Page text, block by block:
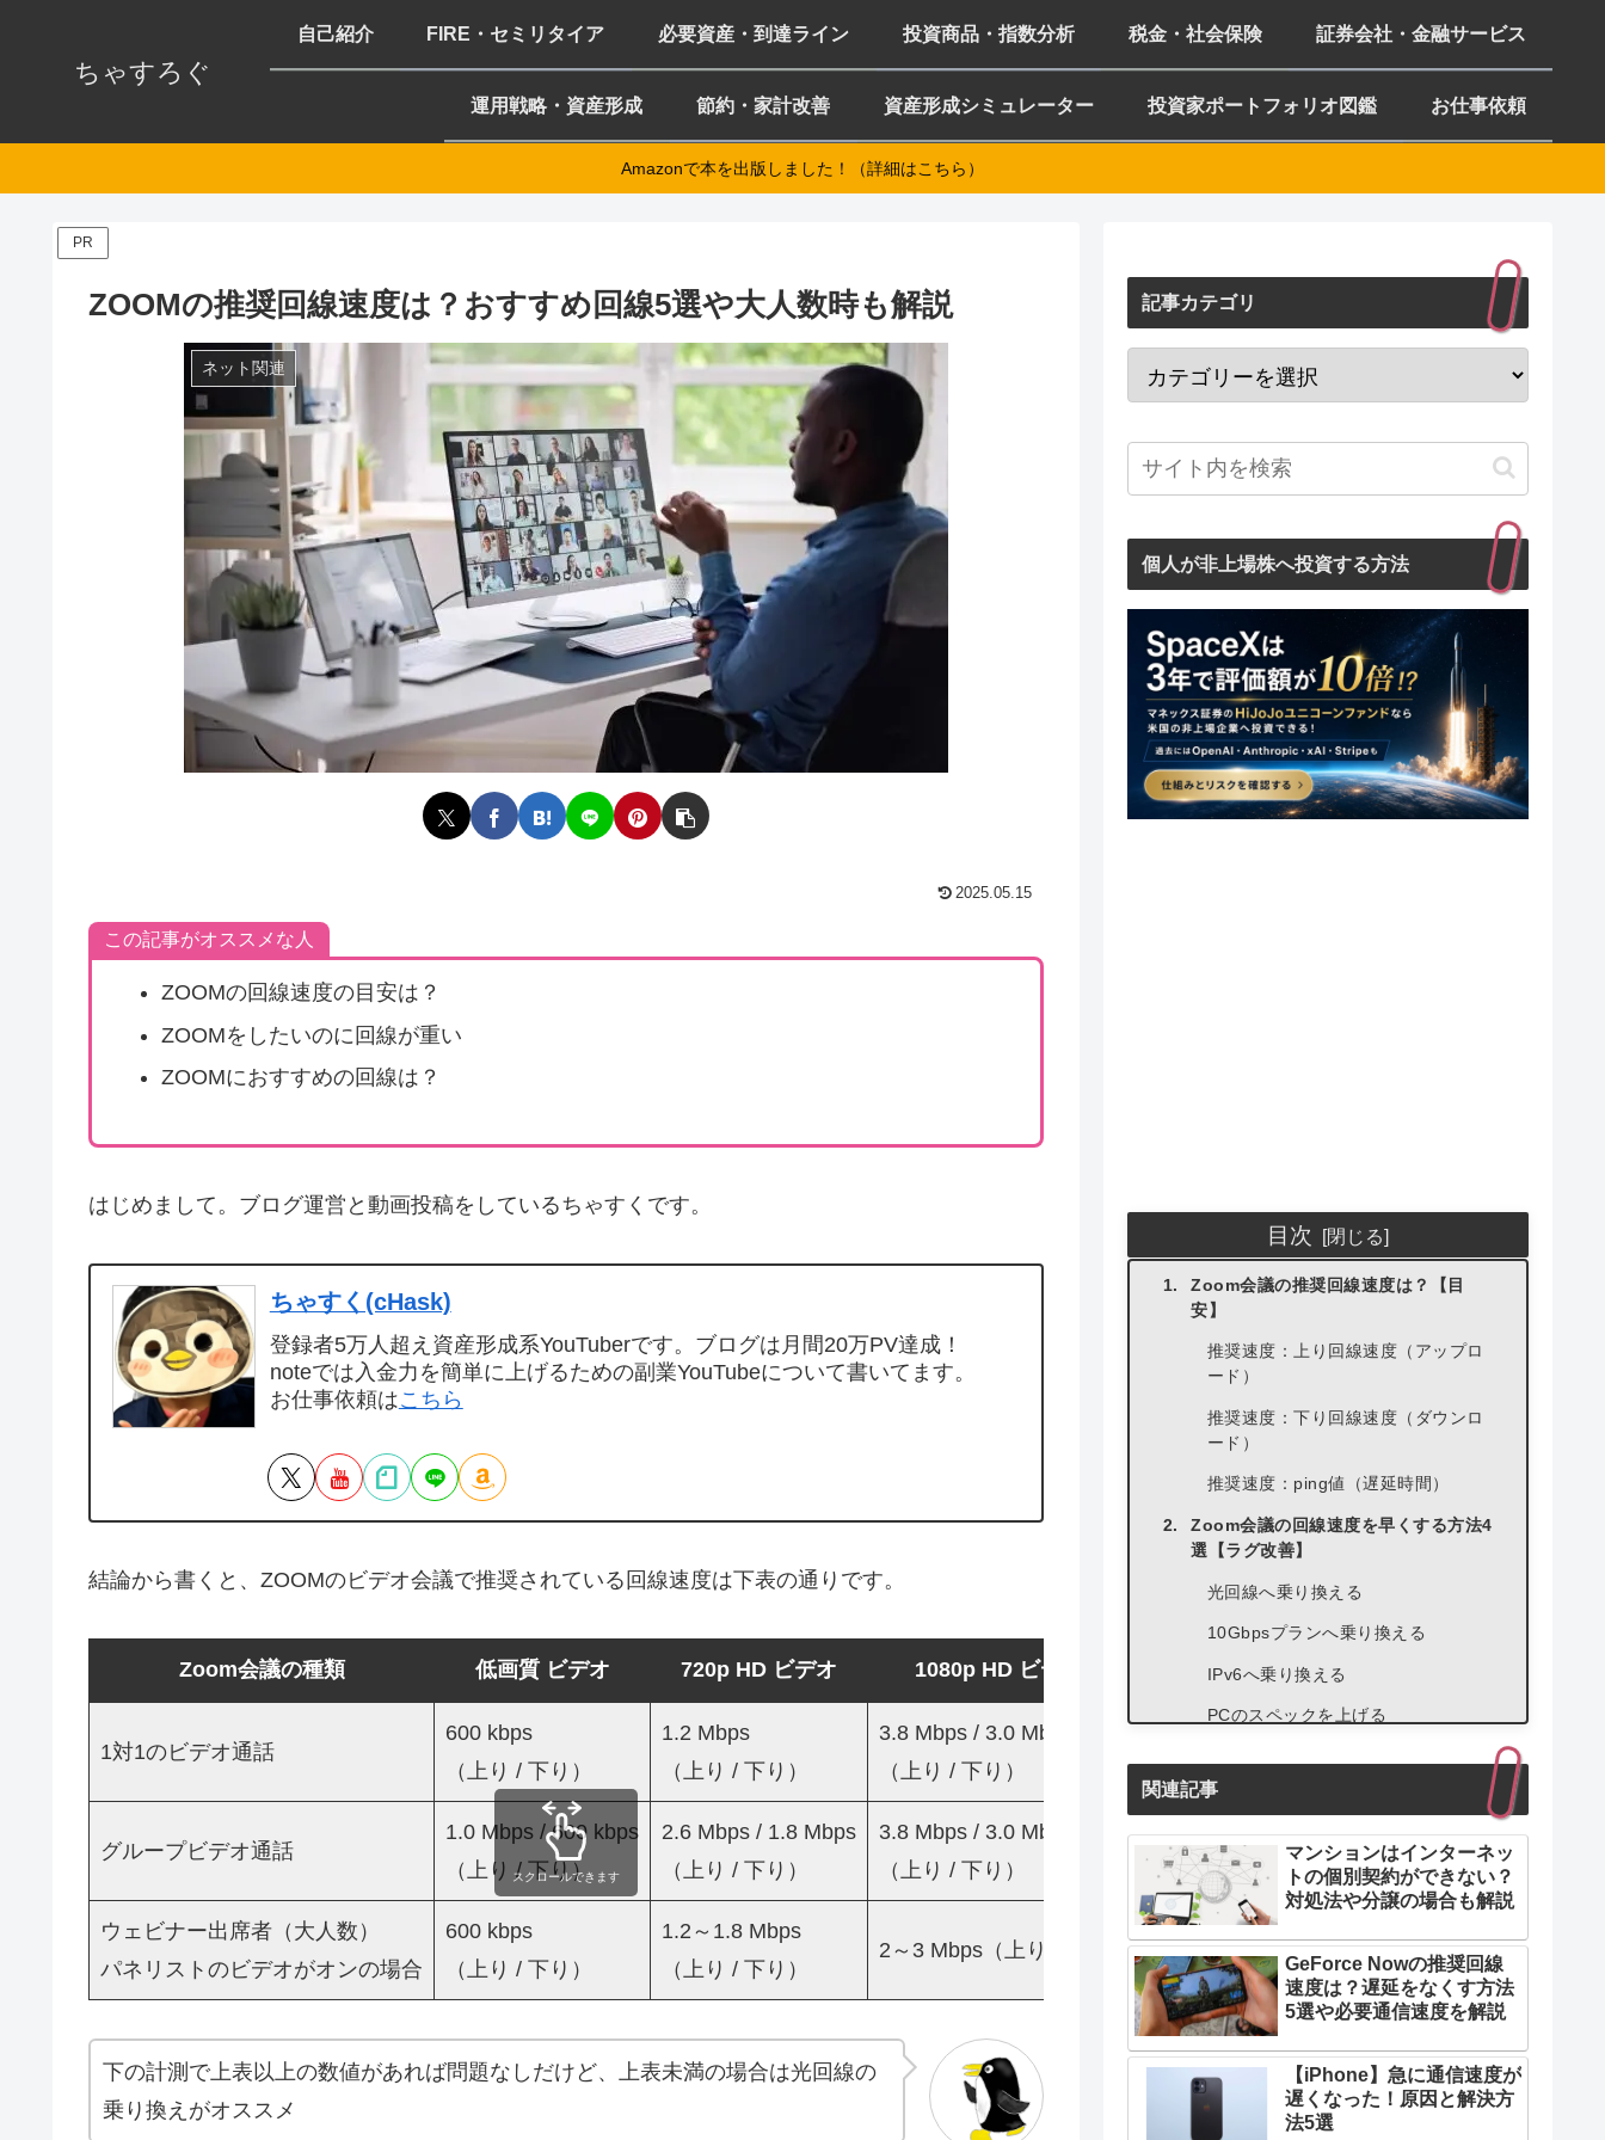
ちゃすろぐ
自己紹介 FIRE・セミリタイア 必要資産・到達ライン 投資商品・指数分析 税金・社会保険 証券会社・金融サービス
運用戦略・資産形成 節約・家計改善 資産形成シミュレーター 投資家ポートフォリオ図鑑 お仕事依頼
Amazonで本を出版しました！（詳細はこちら）
PR
ZOOMの推奨回線速度は？おすすめ回線5選や大人数時も解説
ネット関連
2025.05.15
この記事がオススメな人
ZOOMの回線速度の目安は？
ZOOMをしたいのに回線が重い
ZOOMにおすすめの回線は？
はじめまして。ブログ運営と動画投稿をしているちゃすくです。
ちゃすく(cHask)
登録者5万人超え資産形成系YouTuberです。ブログは月間20万PV達成！
noteでは入金力を簡単に上げるための副業YouTubeについて書いてます。
お仕事依頼はこちら
結論から書くと、ZOOMのビデオ会議で推奨されている回線速度は下表の通りです。
Zoom会議の種類 低画質 ビデオ 720p HD ビデオ 1080p HD ビデオ
1対1のビデオ通話
600 kbps
（上り / 下り）
1.2 Mbps
（上り / 下り）
3.8 Mbps / 3.0 Mbps
（上り / 下り）
グループビデオ通話
1.0 Mbps / 600 kbps
（上り / 下り）
2.6 Mbps / 1.8 Mbps
（上り / 下り）
3.8 Mbps / 3.0 Mbps
（上り / 下り）
ウェビナー出席者（大人数）
パネリストのビデオがオンの場合
600 kbps
（上り / 下り）
1.2～1.8 Mbps
（上り / 下り）
2～3 Mbps（上り/下り）
スクロールできます
下の計測で上表以上の数値があれば問題なしだけど、上表未満の場合は光回線の
乗り換えがオススメ
記事カテゴリ
個人が非上場株へ投資する方法
目次
Zoom会議の推奨回線速度は？【目
安】
推奨速度：上り回線速度（アップロ
ード）
推奨速度：下り回線速度（ダウンロ
ード）
推奨速度：ping値（遅延時間）
Zoom会議の回線速度を早くする方法4
選【ラグ改善】
光回線へ乗り換える
10Gbpsプランへ乗り換える
IPv6へ乗り換える
PCのスペックを上げる
光回線1：GMOとくとくBB光
光回線2：SoftBank光
光回線3：So-net 光 (auひかり)
光回線4：ドコモ光
光回線5：楽天ひかり
関連記事
マンションはインターネッ
トの個別契約ができない？
対処法や分譲の場合も解説
GeForce Nowの推奨回線
速度は？遅延をなくす方法
5選や必要通信速度を解説
【iPhone】急に通信速度が
遅くなった！原因と解決方
法5選